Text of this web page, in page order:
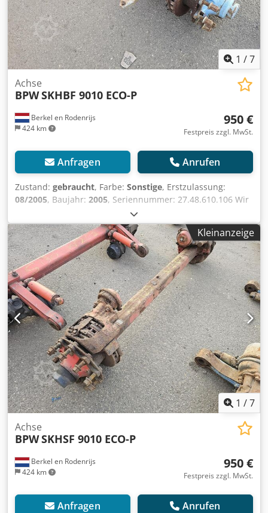
1 /7
Berkel en Rodenrijs
424 km
Achse
BPWSKHBF 9010 ECO-P
950 €
Festpreis zzgl. MwSt.
Anfragen Anrufen
Zustand: gebraucht, Farbe: Sonstige, Erstzulassung:
08/2005, Baujahr: 2005, Seriennummer: 27.48.610.106 Wir
haben über 100 Achsen auf Lager. Bitte kontaktieren Sie
uns, falls Sie das Gesuchte nicht finden können. Chjdjzrr S
Hopfx Am Roa
Kleinanzeige
1 /7
Berkel en Rodenrijs
424 km
Achse
BPWSKHSF 9010 ECO-P
950 €
Festpreis zzgl. MwSt.
Anfragen Anrufen